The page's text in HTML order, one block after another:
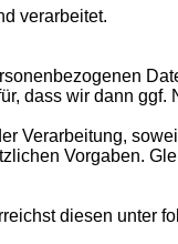
verarbeitet.
dass wir dann
Verarbeitung,
Vorgaben.
diesen unter